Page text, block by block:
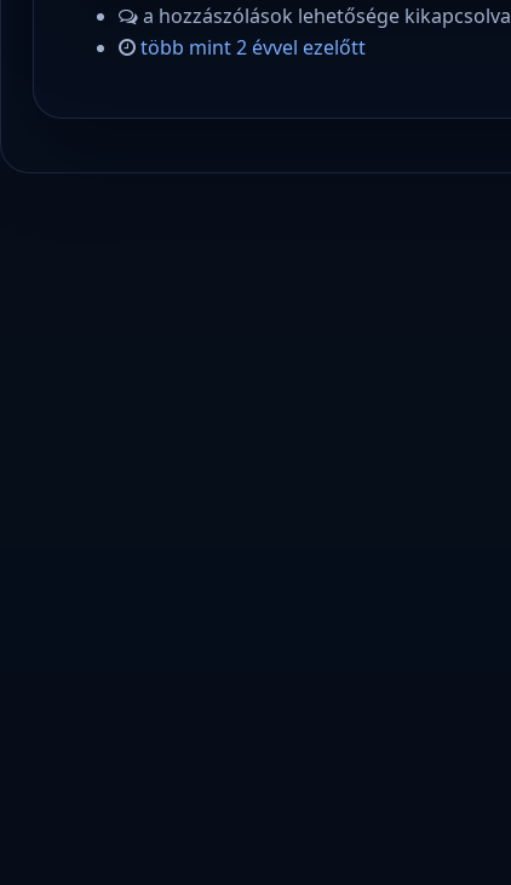
a hozzászólások lehetősége kikapcsolva
több mint 2 évvel ezelőtt